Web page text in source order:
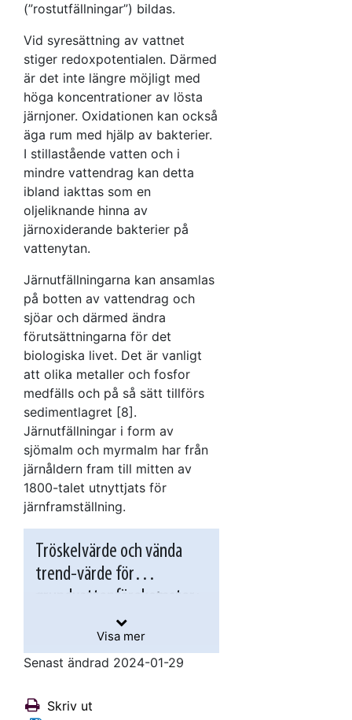
(”rostutfällningar”) bildas.
Vid syresättning av vattnet
stiger redoxpotentialen. Därmed
är det inte längre möjligt med
höga koncentrationer av lösta
järnjoner. Oxidationen kan också
äga rum med hjälp av bakterier.
I stillastående vatten och i
mindre vattendrag kan detta
ibland iakttas som en
oljeliknande hinna av
järnoxiderande bakterier på
vattenytan.
Järnutfällningarna kan ansamlas
på botten av vattendrag och
sjöar och därmed ändra
förutsättningarna för det
biologiska livet. Det är vanligt
att olika metaller och fosfor
medfälls och på så sätt tillförs
sedimentlagret [8].
Järnutfällningar i form av
sjömalm och myrmalm har från
järnåldern fram till mitten av
1800-talet utnyttjats för
järnframställning.
Tröskelvärde och vända
trend-värde för
grundvattenförekomster
tabell 1 i tröskelvärdeslistan
i bilaga 3 till SGU:s
föreskrifter om
(SGU–FS 2023:1). När
parameter som kan
riskbedömning och
SGU:s föreskrifter om
Visa mer
Senast ändrad 2024-01-29
Skriv ut